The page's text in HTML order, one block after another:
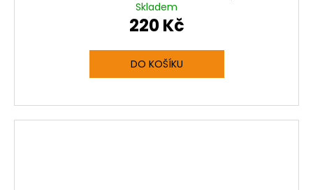
Skladem
220 Kč
DO KOŠÍKU